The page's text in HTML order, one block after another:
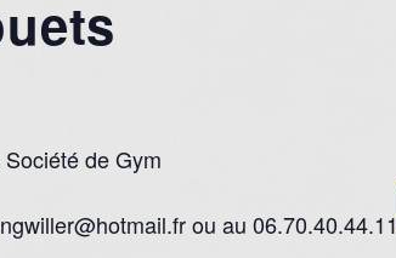
de Gym
ou au 06.70.40.44.11